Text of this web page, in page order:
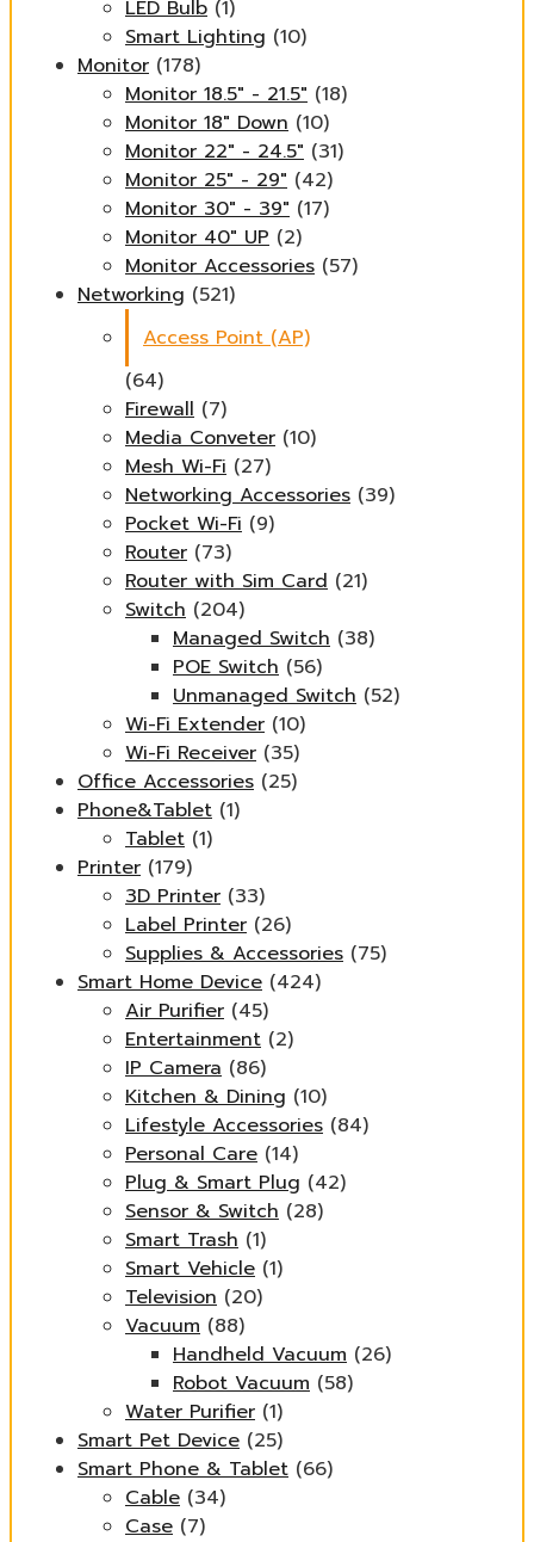
LED Bulb (1)
Smart Lighting (10)
Monitor (178)
Monitor 18.5" - 21.5" (18)
Monitor 18" Down (10)
Monitor 22" - 24.5" (31)
Monitor 25" - 29" (42)
Monitor 30" - 39" (17)
Monitor 40" UP (2)
Monitor Accessories (57)
Networking (521)
Access Point (AP)
(64)
Firewall (7)
Media Conveter (10)
Mesh Wi-Fi (27)
Networking Accessories (39)
Pocket Wi-Fi (9)
Router (73)
Router with Sim Card (21)
Switch (204)
Managed Switch (38)
POE Switch (56)
Unmanaged Switch (52)
Wi-Fi Extender (10)
Wi-Fi Receiver (35)
Office Accessories (25)
Phone&Tablet (1)
Tablet (1)
Printer (179)
3D Printer (33)
Label Printer (26)
Supplies & Accessories (75)
Smart Home Device (424)
Air Purifier (45)
Entertainment (2)
IP Camera (86)
Kitchen & Dining (10)
Lifestyle Accessories (84)
Personal Care (14)
Plug & Smart Plug (42)
Sensor & Switch (28)
Smart Trash (1)
Smart Vehicle (1)
Television (20)
Vacuum (88)
Handheld Vacuum (26)
Robot Vacuum (58)
Water Purifier (1)
Smart Pet Device (25)
Smart Phone & Tablet (66)
Cable (34)
Case (7)